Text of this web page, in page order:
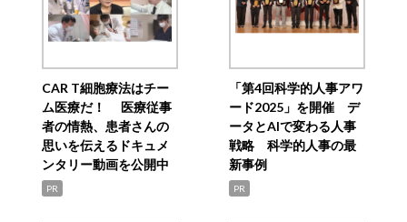
CAR T細胞療法はチー
ム医療だ！ 医療従事
者の情熱、患者さんの
思いを伝えるドキュメ
ンタリー動画を公開中
PR
「第4回科学的人事アワ
ード2025」を開催 デ
ータとAIで変わる人事
戦略 科学的人事の最
新事例
PR